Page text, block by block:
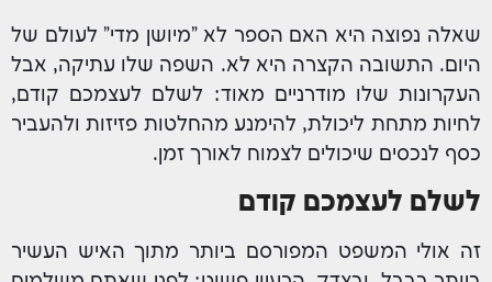
שאלה נפוצה היא האם הספר לא "מיושן מדי" לעולם של
היום. התשובה הקצרה היא לא. השפה שלו עתיקה, אבל
העקרונות שלו מודרניים מאוד: לשלם לעצמכם קודם,
לחיות מתחת ליכולת, להימנע מהחלטות פזיזות ולהעביר
כסף לנכסים שיכולים לצמוח לאורך זמן.
לשלם לעצמכם קודם
זה אולי המשפט המפורסם ביותר מתוך האיש העשיר